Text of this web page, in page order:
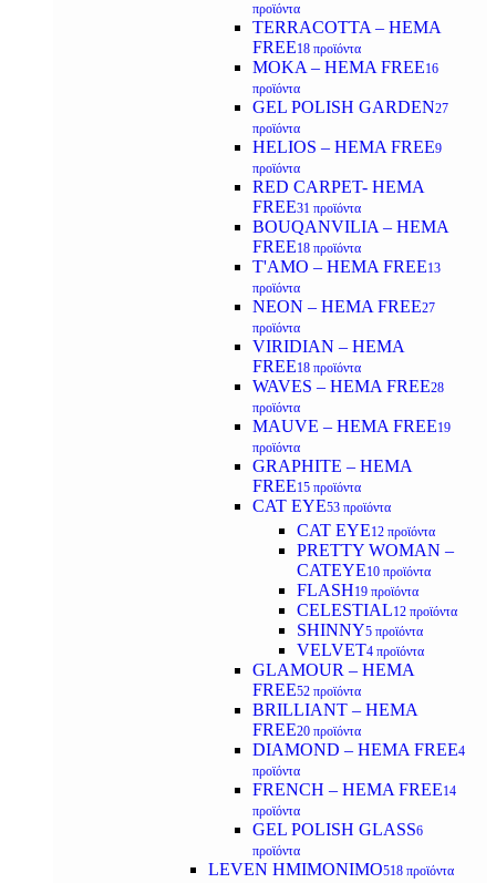
προϊόντα
TERRACOTTA – HEMA
FREE18 προϊόντα
MOKA – HEMA FREE16
προϊόντα
GEL POLISH GARDEN27
προϊόντα
HELIOS – HEMA FREE9
προϊόντα
RED CARPET- HEMA
FREE31 προϊόντα
BOUQANVILIA – HEMA
FREE18 προϊόντα
T'AMO – HEMA FREE13
προϊόντα
NEON – HEMA FREE27
προϊόντα
VIRIDIAN – HEMA
FREE18 προϊόντα
WAVES – HEMA FREE28
προϊόντα
MAUVE – HEMA FREE19
προϊόντα
GRAPHITE – HEMA
FREE15 προϊόντα
CAT EYE53 προϊόντα
CAT EYE12 προϊόντα
PRETTY WOMAN –
CATEYE10 προϊόντα
FLASH19 προϊόντα
CELESTIAL12 προϊόντα
SHINNY5 προϊόντα
VELVET4 προϊόντα
GLAMOUR – HEMA
FREE52 προϊόντα
BRILLIANT – HEMA
FREE20 προϊόντα
DIAMOND – HEMA FREE4
προϊόντα
FRENCH – HEMA FREE14
προϊόντα
GEL POLISH GLASS6
προϊόντα
LEVEN ΗΜΙΜΟΝΙΜΟ518 προϊόντα